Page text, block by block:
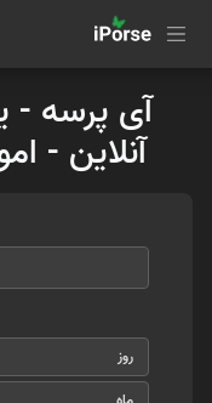
آی پرسه -
آنلاین -